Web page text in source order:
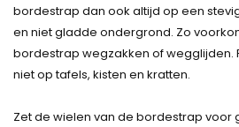
bordestrap dan ook altijd op een
en niet gladde ondergrond. Zo
bordestrap wegzakken of wegglijden.
niet op tafels, kisten en kratten.
Zet de wielen van de bordestrap voor